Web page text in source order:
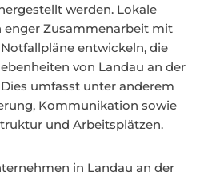
werden. Lokale
enger Zusammenarbeit mit
entwickeln, die
von Landau an der
umfasst unter anderem
Kommunikation sowie
und Arbeitsplätzen.
in Landau an der